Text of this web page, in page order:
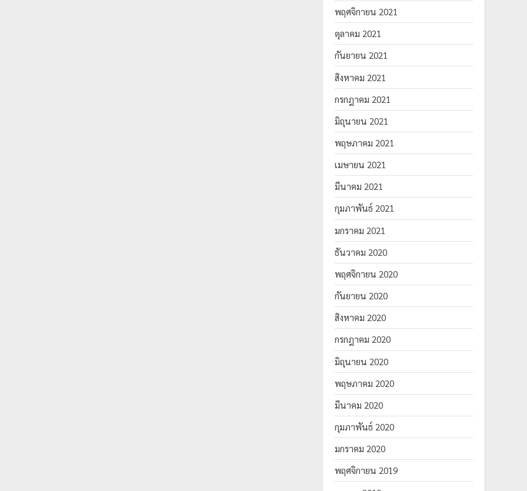
พฤศจิกายน 2021
ตุลาคม 2021
กันยายน 2021
สิงหาคม 2021
กรกฎาคม 2021
มิถุนายน 2021
พฤษภาคม 2021
เมษายน 2021
มีนาคม 2021
กุมภาพันธ์ 2021
มกราคม 2021
ธันวาคม 2020
พฤศจิกายน 2020
กันยายน 2020
สิงหาคม 2020
กรกฎาคม 2020
มิถุนายน 2020
พฤษภาคม 2020
มีนาคม 2020
กุมภาพันธ์ 2020
มกราคม 2020
พฤศจิกายน 2019